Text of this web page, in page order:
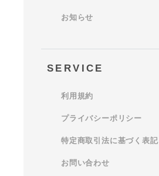
お知らせ
SERVICE
利用規約
プライバシーポリシー
特定商取引法に基づく表記
お問い合わせ